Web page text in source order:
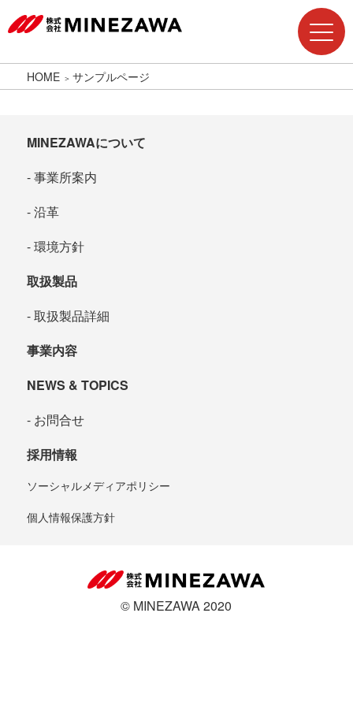
HOME サンプルページ
MINEZAWAについて
事業所案内
沿革
環境方針
取扱製品
取扱製品詳細
事業内容
NEWS & TOPICS
お問合せ
採用情報
ソーシャルメディアポリシー
個人情報保護方針
© MINEZAWA 2020